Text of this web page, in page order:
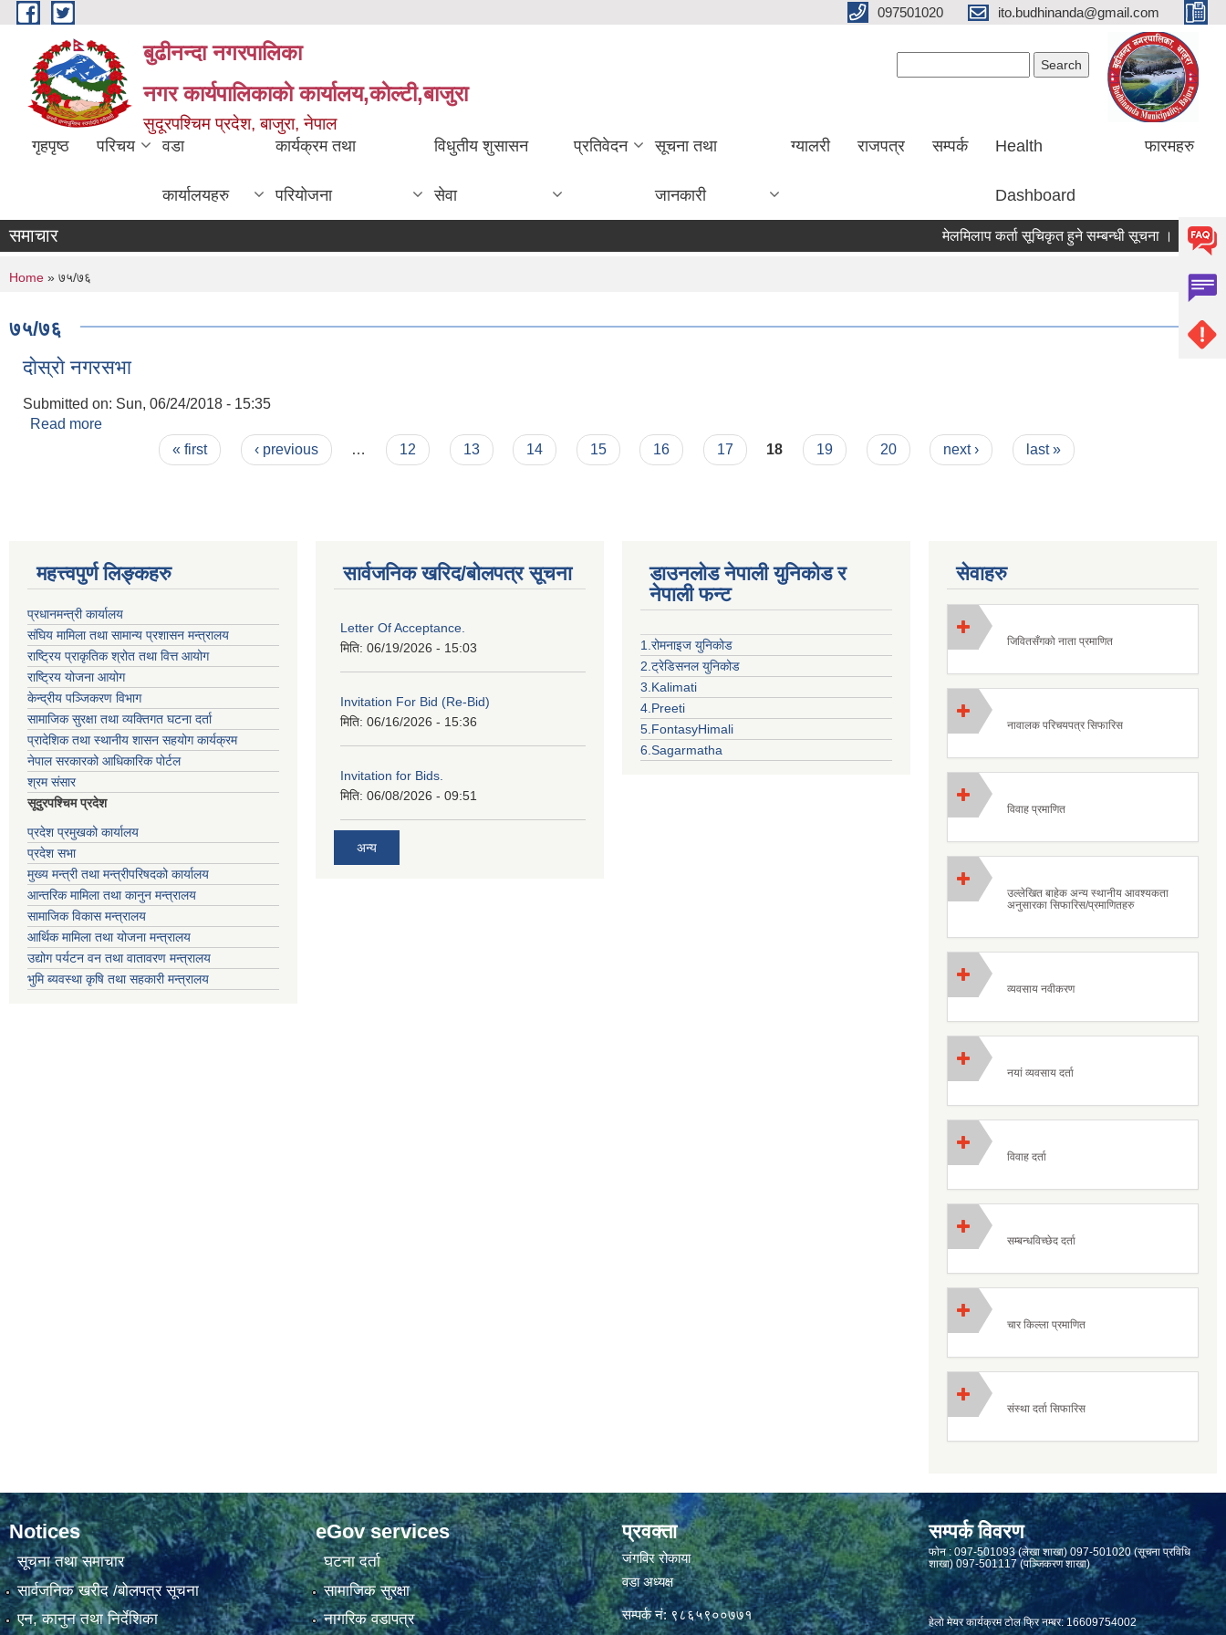
Skip to main content 097501020 ito.budhinanda@gmail.com
बुढीनन्दा नगरपालिका
नगर कार्यपालिकाकाे कार्यालय,काेल्टी,बाजुरा
सुदूरपश्चिम प्रदेश, बाजुरा, नेपाल
गृहपृष्ठ परिचय वडा
कार्यालयहरु
कार्यक्रम तथा
परियोजना
विधुतीय शुसासन
सेवा
प्रतिवेदन सूचना तथा
जानकारी
ग्यालरी राजपत्र सम्पर्क Health
Dashboard
फारमहरु
समाचार मेलमिलाप कर्ता सूचिकृत हुने सम्बन्धी सूचना । RIN
You are here
Home » ७५/७६
७५/७६
दाेस्राे नगरसभा
Submitted on: Sun, 06/24/2018 - 15:35
Read more
« first ‹ previous … 12 13 14 15 16 17 18 19 20 next › last »
महत्त्वपुर्ण लिङ्कहरु
प्रधानमन्त्री कार्यालय
संघिय मामिला तथा सामान्य प्रशासन मन्त्रालय
राष्ट्रिय प्राकृतिक श्रोत तथा वित्त आयोग
राष्ट्रिय योजना आयोग
केन्द्रीय पञ्जिकरण विभाग
सामाजिक सुरक्षा तथा व्यक्तिगत घटना दर्ता
प्रादेशिक तथा स्थानीय शासन सहयोग कार्यक्रम
नेपाल सरकारको आधिकारिक पोर्टल
श्रम संसार
सूदुरपश्चिम प्रदेश
प्रदेश प्रमुखको कार्यालय
प्रदेश सभा
मुख्य मन्त्री तथा मन्त्रीपरिषदको कार्यालय
आन्तरिक मामिला तथा कानुन मन्त्रालय
सामाजिक विकास मन्त्रालय
आर्थिक मामिला तथा योजना मन्त्रालय
उद्योग पर्यटन वन तथा वातावरण मन्त्रालय
भुमि ब्यवस्था कृषि तथा सहकारी मन्त्रालय
सार्वजनिक खरिद/बोलपत्र सूचना
Letter Of Acceptance.
मिति: 06/19/2026 - 15:03
Invitation For Bid (Re-Bid)
मिति: 06/16/2026 - 15:36
Invitation for Bids.
मिति: 06/08/2026 - 09:51
अन्य
डाउनलोड नेपाली युनिकोड र
नेपाली फन्ट
1.रोमनाइज युनिकोड
2.ट्रेडिसनल युनिकोड
3.Kalimati
4.Preeti
5.FontasyHimali
6.Sagarmatha
सेवाहरु
जिवितसँगको नाता प्रमाणित
नावालक परिचयपत्र सिफारिस
विवाह प्रमाणित
उल्लेखित बाहेक अन्य स्थानीय आवश्यकता
अनुसारका सिफारिस/प्रमाणितहरु
व्यवसाय नवीकरण
नयां व्यवसाय दर्ता
विवाह दर्ता
सम्बन्धविच्छेद दर्ता
चार किल्ला प्रमाणित
संस्था दर्ता सिफारिस
Notices
सूचना तथा समाचार
सार्वजनिक खरीद /बोलपत्र सूचना
एन, कानुन तथा निर्देशिका
eGov services
घटना दर्ता
सामाजिक सुरक्षा
नागरिक वडापत्र
प्रवक्ता
जंगविर रोकाया
वडा अध्यक्ष
सम्पर्क नं: ९८६५९००७७१
सम्पर्क विवरण
फाेन : 097-501093 (लेखा शाखा) 097-501020 (सूचना प्रविधि
शाखा) 097-501117 (पञ्जिकरण शाखा)
हेलो मेयर कार्यक्रम टोल फ्रि नम्बर: 16609754002